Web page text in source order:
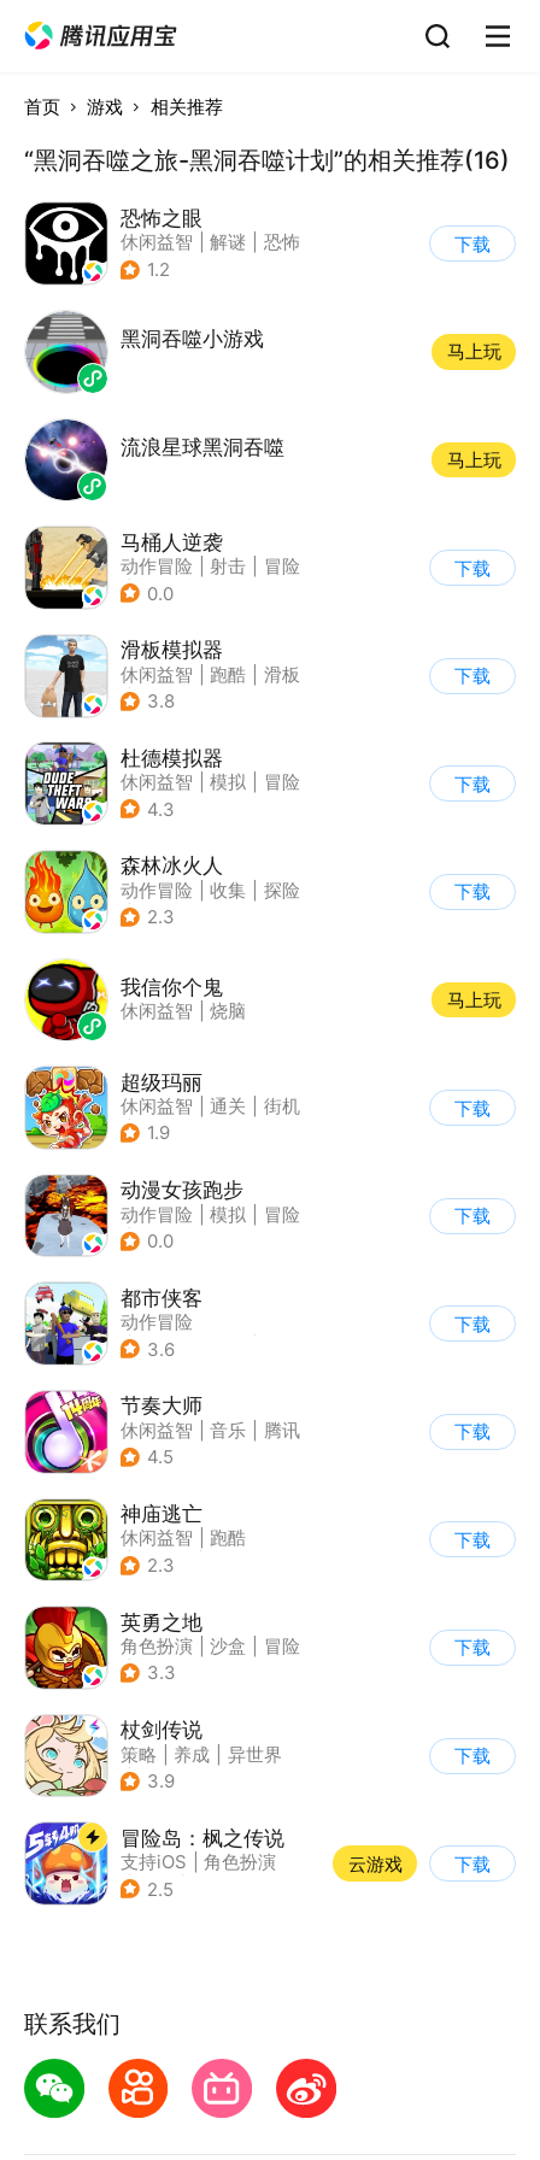
首页 游戏 相关推荐
“黑洞吞噬之旅-黑洞吞噬计划”的相关推荐(16)
恐怖之眼
休闲益智 解谜
恐怖
| 单机
1.2
下载
黑洞吞噬小游戏
马上玩
流浪星球黑洞吞噬
马上玩
马桶人逆袭
动作冒险 射击
冒险
| 像素风
0.0
下载
滑板模拟器
休闲益智 跑酷
滑板
| 卡通
3.8
下载
杜德模拟器
休闲益智 模拟
冒险
| 写实
4.3
下载
森林冰火人
动作冒险 收集
探险
| 儿童游戏
2.3
下载
我信你个鬼
休闲益智 烧脑
马上玩
超级玛丽
休闲益智 通关
街机
| 儿童游戏
1.9
下载
动漫女孩跑步
动作冒险 模拟
冒险
| 日系
0.0
下载
都市侠客
动作冒险
| 第一人称射击
3.6
下载
节奏大师
休闲益智 音乐
腾讯
4.5
下载
神庙逃亡
休闲益智
跑酷
| 欧美风
2.3
下载
英勇之地
角色扮演 沙盒
冒险
| steam游戏
3.3
下载
杖剑传说
策略 养成
异世界
| 二次元
3.9
下载
冒险岛：枫之传说
支持iOS
角色扮演
| 放置
2.5
云游戏 下载
联系我们